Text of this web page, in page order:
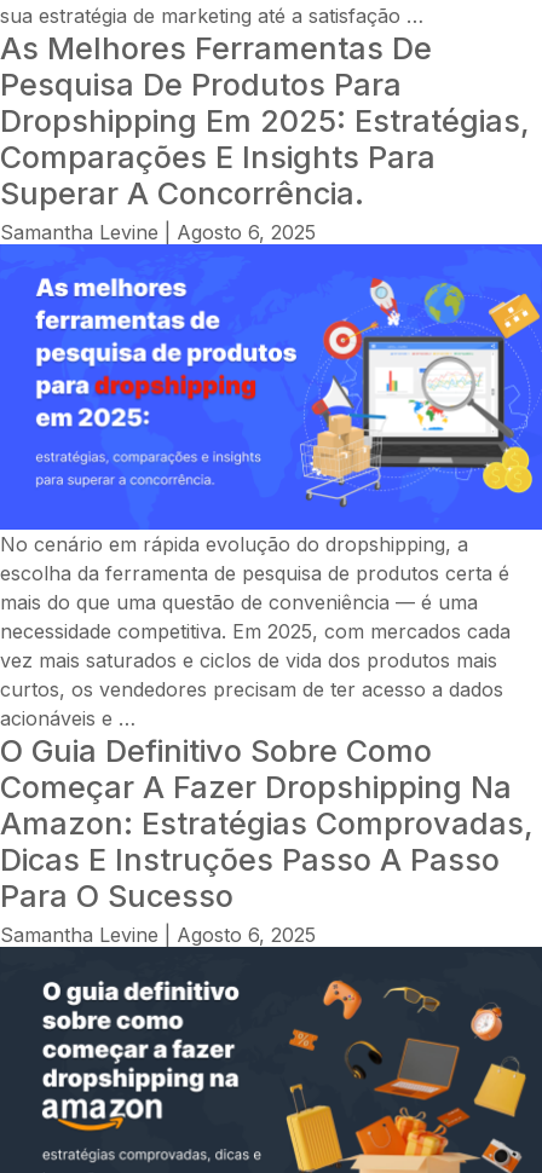
sua estratégia de marketing até a satisfação …
Iniciar
de
Definitivo
a
Passo
para
Escolher
Nichos,
Encontrar
Sua
Loja,
Fazer
Marketing,
Legalizar
o
e
Evitar
Erros
Comuns
As Melhores Ferramentas De
Pesquisa De Produtos Para
Dropshipping Em 2025: Estratégias,
Comparações E Insights Para
Superar A Concorrência.
Samantha Levine Agosto 6, 2025
No cenário em rápida evolução do dropshipping, a
escolha da ferramenta de pesquisa de produtos certa é
mais do que uma questão de conveniência — é uma
necessidade competitiva. Em 2025, com mercados cada
vez mais saturados e ciclos de vida dos produtos mais
curtos, os vendedores precisam de ter acesso a dados
acionáveis ​​e …
melhores
ferramentas
de
pesquisa
de
produtos
para
dropshipping
em
2025:
estratégias,
comparações
e
insights
para
O Guia Definitivo Sobre Como
Começar A Fazer Dropshipping Na
Amazon: Estratégias Comprovadas,
Dicas E Instruções Passo A Passo
Para O Sucesso
Samantha Levine Agosto 6, 2025